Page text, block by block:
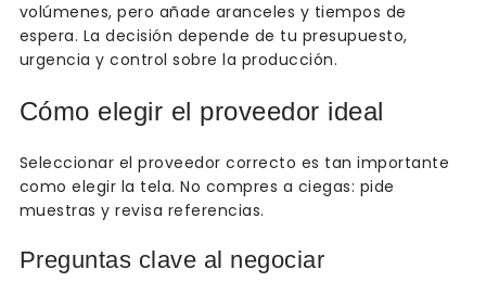
volúmenes, pero añade aranceles y tiempos de
espera. La decisión depende de tu presupuesto,
urgencia y control sobre la producción.
Cómo elegir el proveedor ideal
Seleccionar el proveedor correcto es tan importante
como elegir la tela. No compres a ciegas: pide
muestras y revisa referencias.
Preguntas clave al negociar